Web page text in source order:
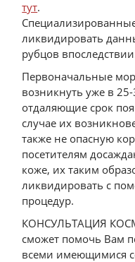
тут.
ликвидировать
рубцов
Первоначальные
возникнуть уже в
отдаляющие срок
случае их
также не опасную
посетителям
коже, их таким
ликвидировать с
процедур.
КОНСУЛЬТАЦИЯ
сможет помочь Вам
всеми имеющимися